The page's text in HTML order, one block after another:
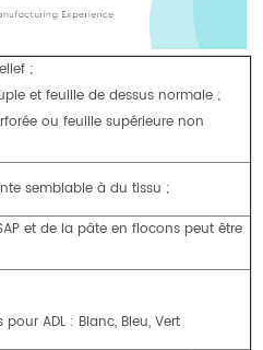
;
et feuille de dessus normale ;
ou feuille supérieure non
semblable à du tissu ;
et de la pâte en flocons peut être
ADL : Blanc, Bleu, Vert